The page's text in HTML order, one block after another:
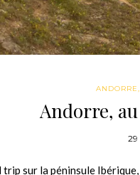
ANDORRE
Andorre,
29
sur la péninsule